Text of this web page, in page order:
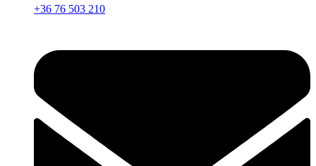
+36 76 503 210